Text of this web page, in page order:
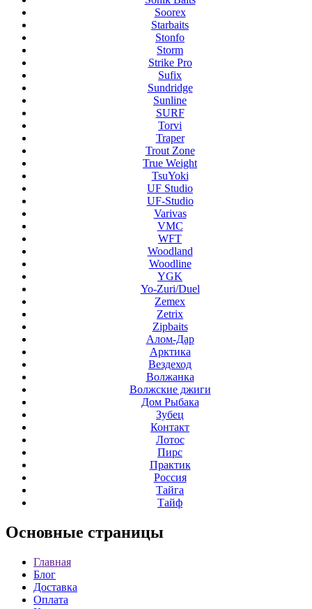
Soorex
Starbaits
Stonfo
Storm
Strike Pro
Sufix
Sundridge
Sunline
SURF
Torvi
Traper
Trout Zone
True Weight
TsuYoki
UF Studio
UF-Studio
Varivas
VMC
WFT
Woodland
Woodline
YGK
Yo-Zuri/Duel
Zemex
Zetrix
Zipbaits
Алом-Дар
Арктика
Вездеход
Волжанка
Волжские джиги
Дом Рыбака
Зубец
Контакт
Лотос
Пирс
Практик
Россия
Тайга
Тайф
Основные страницы
Главная
Блог
Доставка
Оплата